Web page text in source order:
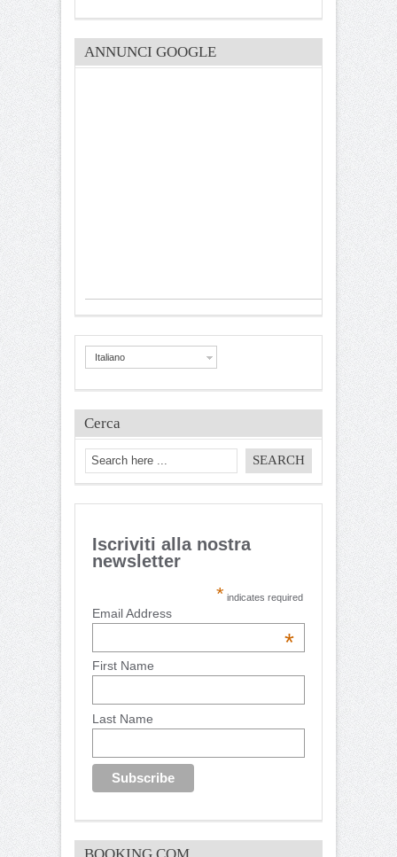
ANNUNCI GOOGLE
Italiano
Cerca
Iscriviti alla nostra
newsletter
* indicates required
Email Address
*
First Name
Last Name